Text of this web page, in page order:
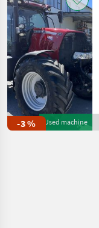
-3 % Used machine